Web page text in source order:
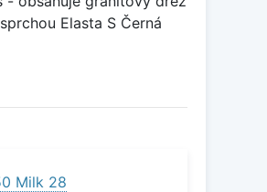
Elasta S Černá
Milk 28